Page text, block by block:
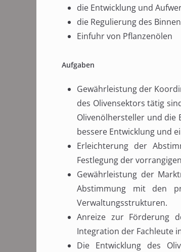
die Entwicklung und
die Regulierung des
Einfuhr von Pflanzenölen
Aufgaben
Gewährleistung der
des Olivensektors tätig
Olivenölhersteller und die
bessere Entwicklung und
Erleichterung der
Festlegung der
Gewährleistung der
Abstimmung mit den
Verwaltungsstrukturen.
Anreize zur Förderung
Integration der Fachleute
Die Entwicklung des